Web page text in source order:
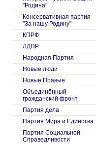
"Родина"
Консервативная партия
"За нашу Родину"
КПРФ
ЛДПР
Народная Партия
Новые люди
Новые Правые
Объединённый
гражданский фронт
Партия дела
Партия Мира и Единства
Партия Социальной
Справедливости